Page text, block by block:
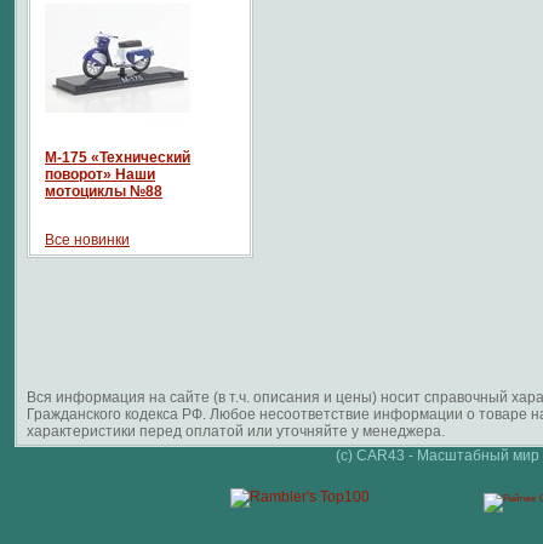
М-175 «Технический
поворот» Наши
мотоциклы №88
Все новинки
Вся информация на сайте (в т.ч. описания и цены) носит справочный
Гражданского кодекса РФ. Любое несоответствие информации о
характеристики перед оплатой или уточняйте у менеджера.
(c) CAR43 - Масштабный мир